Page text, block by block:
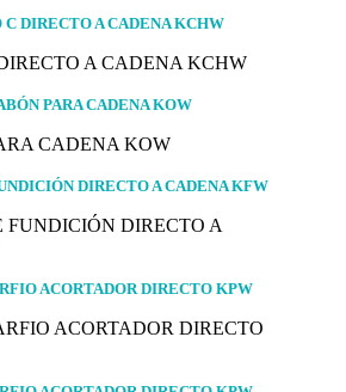
C DIRECTO A CADENA KCHW
PARA CADENA KOW
DIRECTO A CADENA KFW
ACORTADOR DIRECTO KPW